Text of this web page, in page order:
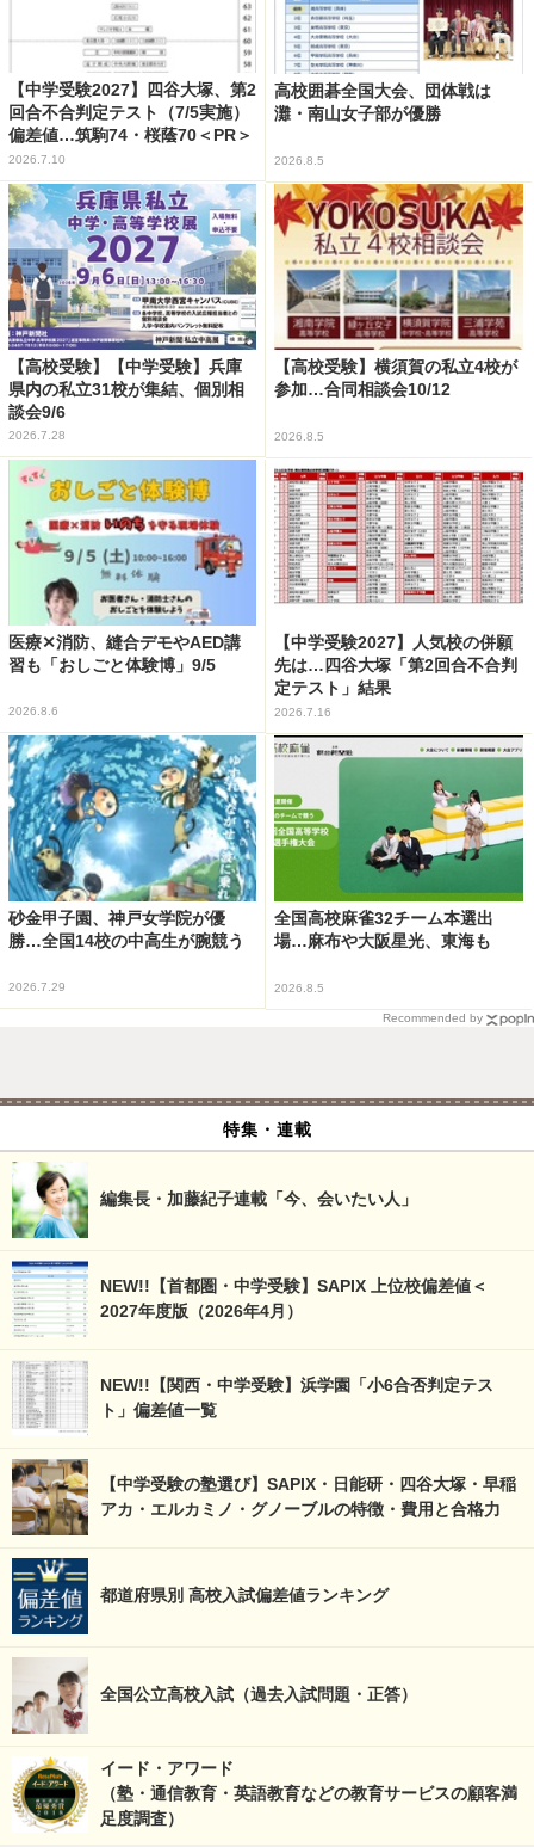
【中学受験2027】四谷大塚、第2
回合不合判定テスト（7/5実施）
偏差値…筑駒74・桜蔭70＜PR＞
2026.7.10
高校囲碁全国大会、団体戦は
灘・南山女子部が優勝
2026.8.5
【高校受験】【中学受験】兵庫
県内の私立31校が集結、個別相
談会9/6
2026.7.28
【高校受験】横須賀の私立4校が
参加…合同相談会10/12
2026.8.5
医療✕消防、縫合デモやAED講
習も「おしごと体験博」9/5
2026.8.6
【中学受験2027】人気校の併願
先は…四谷大塚「第2回合不合判
定テスト」結果
2026.7.16
砂金甲子園、神戸女学院が優
勝…全国14校の中高生が腕競う
2026.7.29
全国高校麻雀32チーム本選出
場…麻布や大阪星光、東海も
2026.8.5
Recommended by
特集・連載
編集長・加藤紀子連載「今、会いたい人」
NEW!!【首都圏・中学受験】SAPIX 上位校偏差値＜
2027年度版（2026年4月）
NEW!!【関西・中学受験】浜学園「小6合否判定テス
ト」偏差値一覧
【中学受験の塾選び】SAPIX・日能研・四谷大塚・早稲
アカ・エルカミノ・グノーブルの特徴・費用と合格力
都道府県別 高校入試偏差値ランキング
全国公立高校入試（過去入試問題・正答）
イード・アワード
（塾・通信教育・英語教育などの教育サービスの顧客満
足度調査）